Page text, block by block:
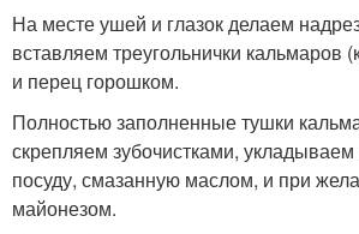
На месте ушей и глазок делаем
вставляем треугольнички кальмаров
и перец горошком.
Полностью заполненные тушки
скрепляем зубочистками,
посуду, смазанную маслом, и при
майонезом.